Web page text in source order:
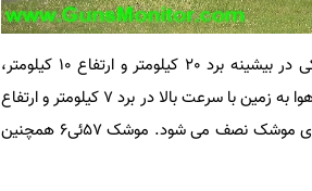
با استفاده از موشک های 57ئی6، پانتسیر-اس1 می تواند با هواپیماهای تاکتیکی در بیشینه برد 20 کیلومتر و ارتفاع 10 کیلومتر،
موشک های کروز فروصوت در برد 12 کیلومتر و ارتفاع 6 کیلومتر، و موشک های هوا به زمین با سرعت بالا در برد 7 کیلومتر و ارتفاع
6 کیلومتر درگیر شود. در مورد اهداف عمود بر جهت یابی سامانه، بردهای درگیری موشک نصف می شود. موشک 57ئی6 همچنین